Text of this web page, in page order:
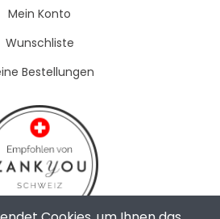
Mein Konto
Wunschliste
Bestellungen